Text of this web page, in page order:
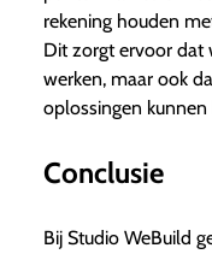
rekening houden
Dit zorgt ervoor dat
werken, maar ook
oplossingen kunnen
Conclusie
Bij Studio WeBuild